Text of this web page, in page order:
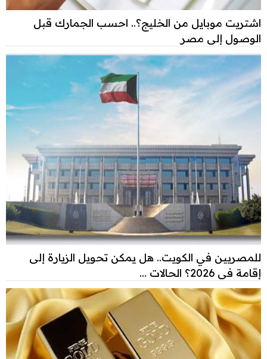
اشتريت موبايل من الخليج؟.. احسب الجمارك قبل
الوصول إلى مصر
للمصريين في الكويت.. هل يمكن تحويل الزيارة إلى
إقامة في 2026؟ الحالات ...